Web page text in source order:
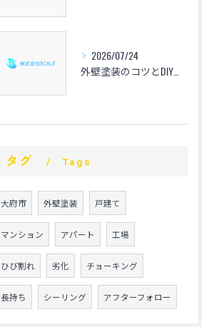
2026/07/24
タグ Tags
大府市 外壁塗装 戸建て
マンション アパート 工場
ひび割れ 劣化 チョーキング
長持ち シーリング アフターフォロー